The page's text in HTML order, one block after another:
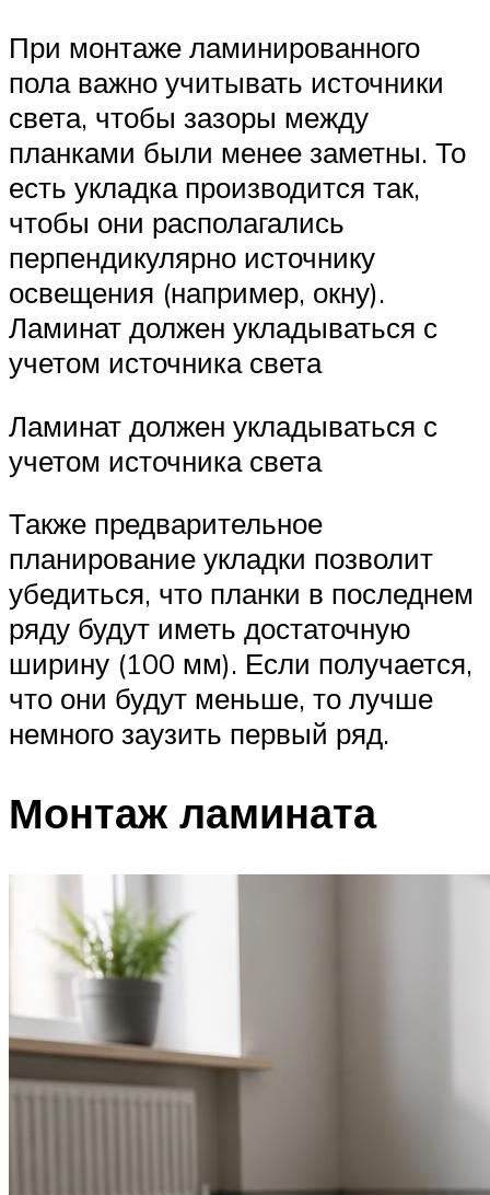
При монтаже ламинированного
пола важно учитывать источники
света, чтобы зазоры между
планками были менее заметны. То
есть укладка производится так,
чтобы они располагались
перпендикулярно источнику
освещения (например, окну).
Ламинат должен укладываться с
учетом источника света
Ламинат должен укладываться с
учетом источника света
Также предварительное
планирование укладки позволит
убедиться, что планки в последнем
ряду будут иметь достаточную
ширину (100 мм). Если получается,
что они будут меньше, то лучше
немного заузить первый ряд.
Монтаж ламината